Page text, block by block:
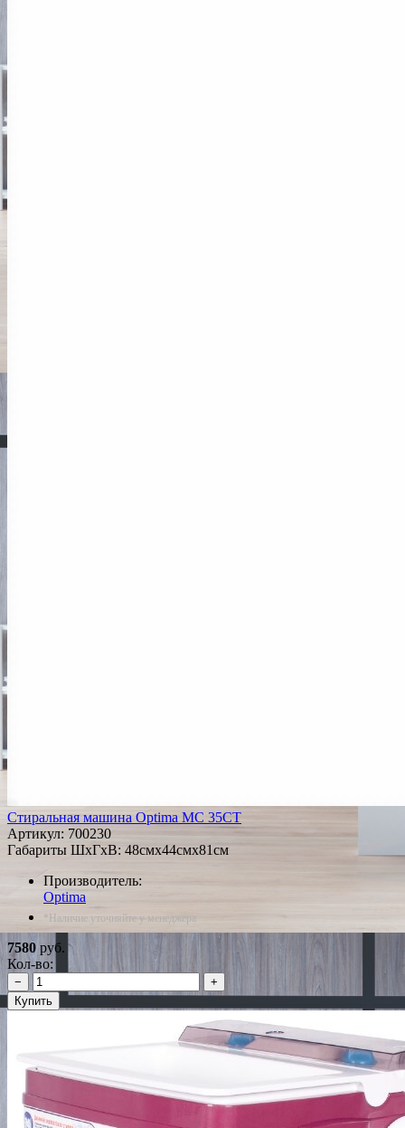
Стиральная машина Optima MC 35CT
Артикул: 700230
Габариты ШxГxВ: 48смx44смx81см
Производитель:
Optima
*Наличие уточняйте у менеджера
7580 руб.
Кол-во:
−
+
Купить